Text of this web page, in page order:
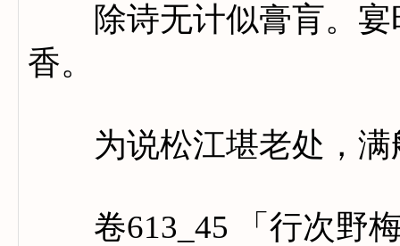
除诗无计似膏肓。宴
香。
为说松江堪老处，满
卷613_45 「行次野